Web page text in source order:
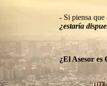
- Si piensa que
¿estaría
¿El Asesor